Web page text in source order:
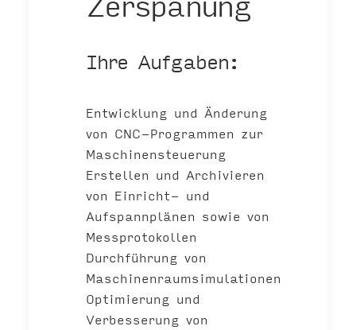
Ihre Aufgaben:
Entwicklung und Änderung
von CNC-Programmen zur
Maschinensteuerung
Erstellen und Archivieren
von Einricht- und
Aufspannplänen sowie von
Messprotokollen
Durchführung von
Maschinenraumsimulationen
Optimierung und
Verbesserung von